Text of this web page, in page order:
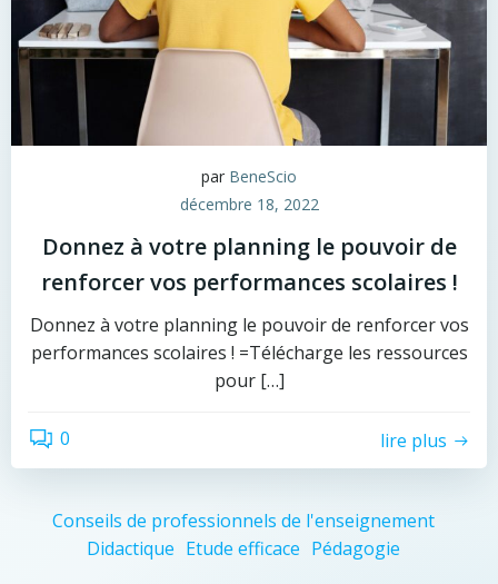
par BeneScio
décembre 18, 2022
Donnez à votre planning le pouvoir de
renforcer vos performances scolaires !
Donnez à votre planning le pouvoir de renforcer vos
performances scolaires ! =Télécharge les ressources
pour […]
0 lire plus
Conseils de professionnels de l'enseignement
Didactique Etude efficace Pédagogie